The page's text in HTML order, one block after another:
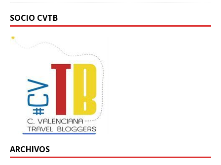
SOCIO CVTB
ARCHIVOS